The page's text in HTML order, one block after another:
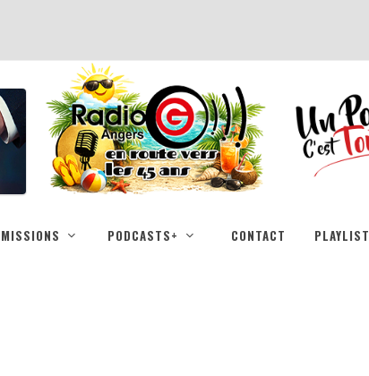
PODCASTS+ CONTACT PLAYLIST